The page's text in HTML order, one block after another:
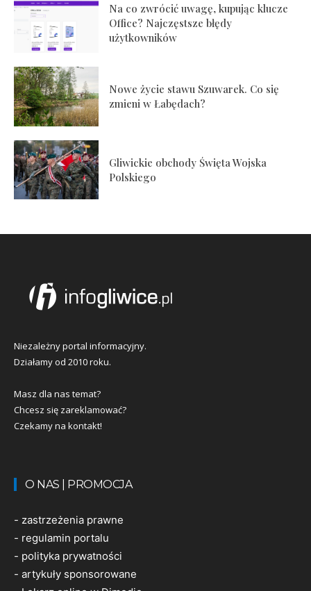
Na co zwrócić uwagę, kupując klucze
Office? Najczęstsze błędy
użytkowników
Nowe życie stawu Szuwarek. Co się
zmieni w Łabędach?
Gliwickie obchody Święta Wojska
Polskiego
Niezależny portal informacyjny.
Działamy od 2010 roku.
Masz dla nas temat?
Chcesz się zareklamować?
Czekamy na kontakt!
O NAS | PROMOCJA
- zastrzeżenia prawne
- regulamin portalu
- polityka prywatności
- artykuły sponsorowane